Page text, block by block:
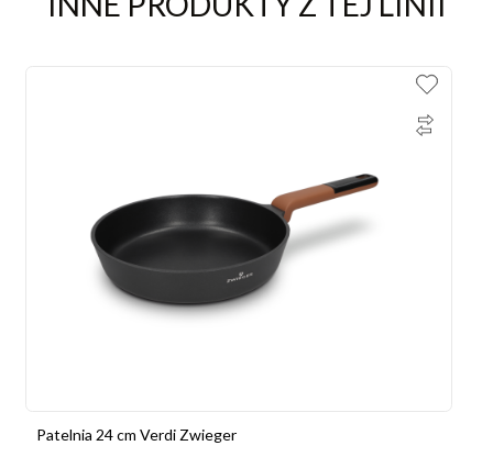
Patelnia 24 cm Verdi Zwieger